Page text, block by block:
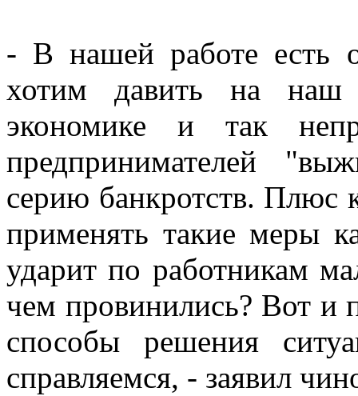
- В нашей работе есть
хотим давить на
экономике и так
предпринимателей
серию банкротств. Плюс
применять такие меры
ударит по работникам
чем провинились? Вот и
способы решения
справляемся, - заявил